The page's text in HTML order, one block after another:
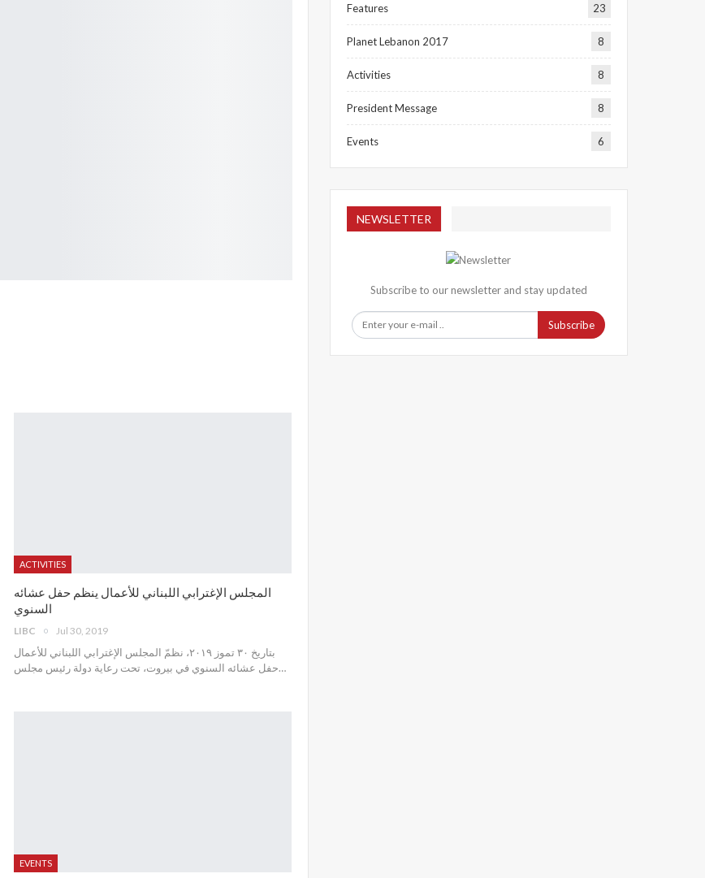
ACTIVITIES
المجلس الإغترابي اللبناني للأعمال ينظم حفل عشائه
السنوي
LIBC Jul 30, 2019
بتاريخ ٣٠ تموز ٢٠١٩، نظمّ المجلس الإغترابي اللبناني للأعمال
حفل عشائه السنوي في بيروت، تحت رعاية دولة رئيس مجلس…
EVENTS
Features 23
Planet Lebanon 2017 8
Activities 8
President Message 8
Events 6
NEWSLETTER
Subscribe to our newsletter and stay updated
Subscribe